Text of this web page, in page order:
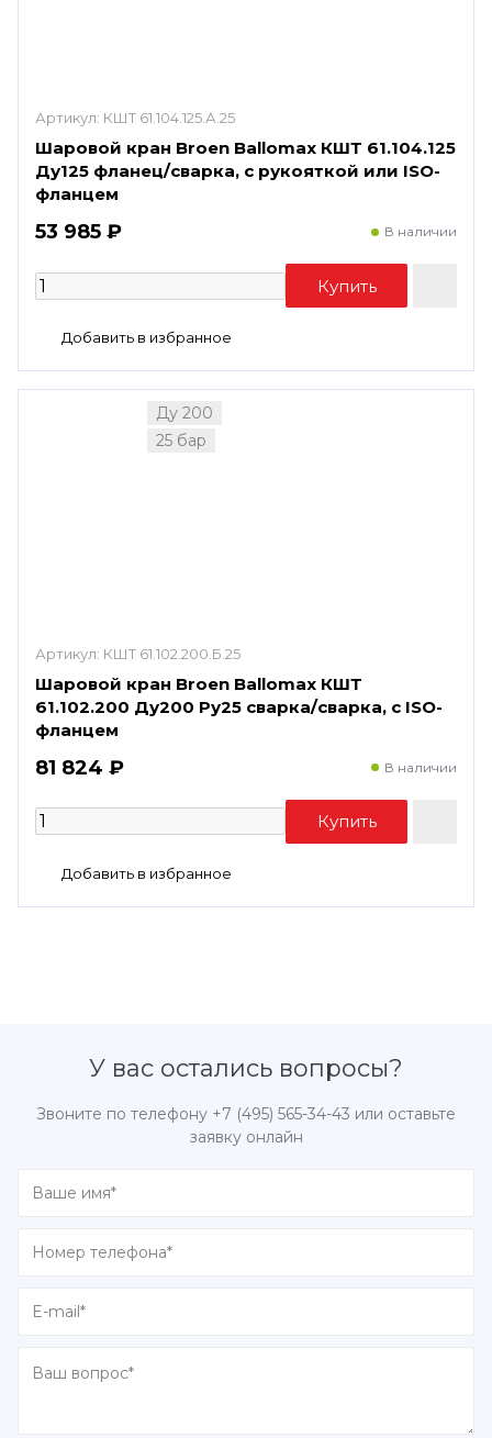
Артикул: КШТ 61.104.125.А.25
Шаровой кран Broen Ballomax КШТ 61.104.125
Ду125 фланец/сварка, с рукояткой или ISO-
фланцем
53 985 ₽ В наличии
Ду 200
25 бар
Артикул: КШТ 61.102.200.Б.25
Шаровой кран Broen Ballomax КШТ
61.102.200 Ду200 Ру25 сварка/сварка, с ISO-
фланцем
81 824 ₽ В наличии
У вас остались вопросы?
Звоните по телефону +7 (495) 565-34-43 или оставьте
заявку онлайн